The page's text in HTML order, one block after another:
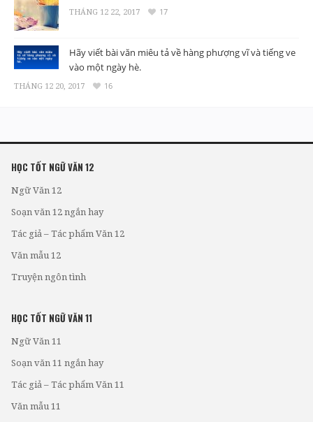
THÁNG 12 22, 2017 17
Hãy viết bài văn miêu tả về hàng phượng vĩ và tiếng ve
vào một ngày hè.
THÁNG 12 20, 2017 16
HỌC TỐT NGỮ VĂN 12
Ngữ Văn 12
Soạn văn 12 ngắn hay
Tác giả – Tác phẩm Văn 12
Văn mẫu 12
Truyện ngôn tình
HỌC TỐT NGỮ VĂN 11
Ngữ Văn 11
Soạn văn 11 ngắn hay
Tác giả – Tác phẩm Văn 11
Văn mẫu 11